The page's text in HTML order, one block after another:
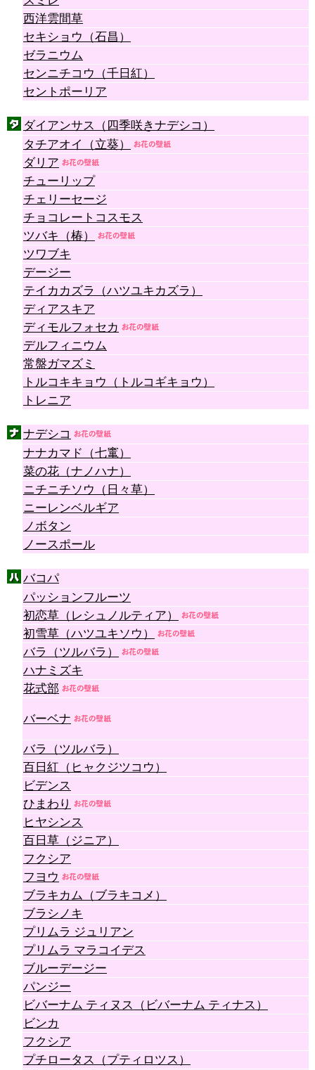
西洋雲間草
セキショウ（石昌）
ゼラニウム
センニチコウ（千日紅）
セントポーリア
ダイアンサス（四季咲きナデシコ）
タチアオイ（立葵）
ダリア
チューリップ
チェリーセージ
チョコレートコスモス
ツバキ（椿）
ツワブキ
デージー
テイカカズラ（ハツユキカズラ）
ディアスキア
ディモルフォセカ
デルフィニウム
常盤ガマズミ
トルコキキョウ（トルコギキョウ）
トレニア
ナデシコ
ナナカマド（七竃）
菜の花（ナノハナ）
ニチニチソウ（日々草）
ニーレンベルギア
ノボタン
ノースポール
バコパ
パッションフルーツ
初恋草（レシュノルティア）
初雪草（ハツユキソウ）
バラ（ツルバラ）
ハナミズキ
花式部
バーベナ
バラ（ツルバラ）
百日紅（ヒャクジツコウ）
ビデンス
ひまわり
ヒヤシンス
百日草（ジニア）
フクシア
フヨウ
ブラキカム（ブラキコメ）
ブラシノキ
プリムラ ジュリアン
プリムラ マラコイデス
ブルーデージー
パンジー
ビバーナム ティヌス（ビバーナム ティナス）
ビンカ
フクシア
プチロータス（プティロツス）